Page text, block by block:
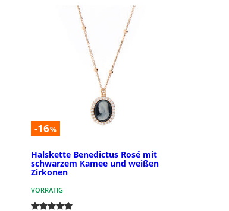
-16%
Halskette Benedictus Rosé mit
schwarzem Kamee und weißen
Zirkonen
VORRÄTIG